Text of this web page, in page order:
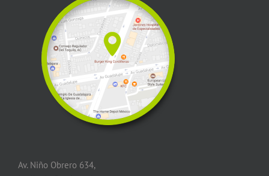
Av. Niño Obrero 634,